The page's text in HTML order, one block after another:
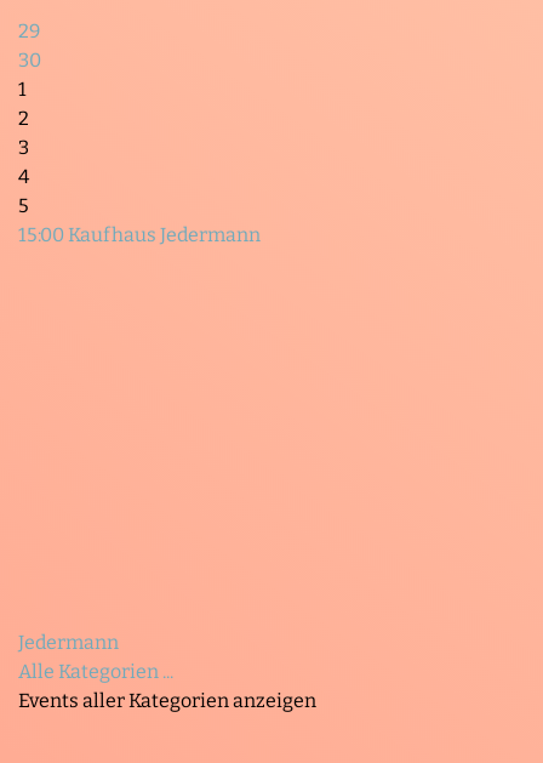
29
30
1
2
3
4
5
15:00 Kaufhaus Jedermann
Jedermann
Alle Kategorien ...
Events aller Kategorien anzeigen